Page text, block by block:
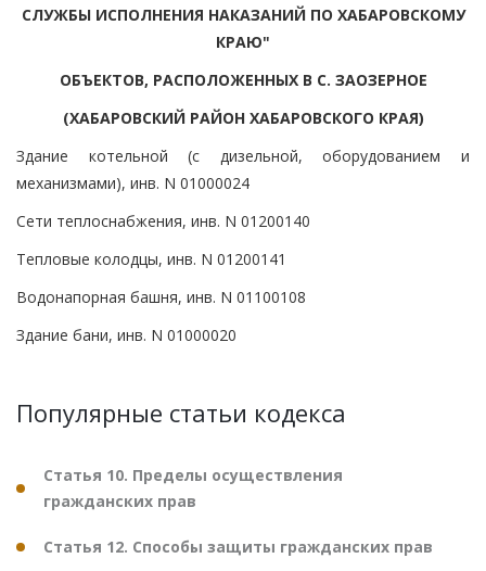
СЛУЖБЫ ИСПОЛНЕНИЯ НАКАЗАНИЙ ПО ХАБАРОВСКОМУ
КРАЮ"
ОБЪЕКТОВ, РАСПОЛОЖЕННЫХ В С. ЗАОЗЕРНОЕ
(ХАБАРОВСКИЙ РАЙОН ХАБАРОВСКОГО КРАЯ)
Здание котельной (с дизельной, оборудованием и
механизмами), инв. N 01000024
Сети теплоснабжения, инв. N 01200140
Тепловые колодцы, инв. N 01200141
Водонапорная башня, инв. N 01100108
Здание бани, инв. N 01000020
Популярные статьи кодекса
Статья 10. Пределы осуществления
гражданских прав
Статья 12. Способы защиты гражданских прав